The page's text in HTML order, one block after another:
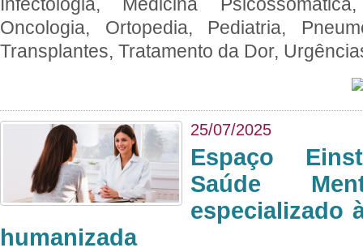
Infectologia, Medicina
Oncologia, Ortopedia, Pediatria,
Transplantes, Tratamento da Dor,
25/07/2025
Espaço
Saúde
especializado
humanizada